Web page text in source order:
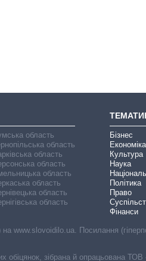
область
область
область
область
область
область
область
область
Бізнес
Економіка
Культура
Наука
Політика
Право
Фінанси
www.slovoidilo.ua. Посилання
обіцянок, зібрана й опрацьована ТОВ